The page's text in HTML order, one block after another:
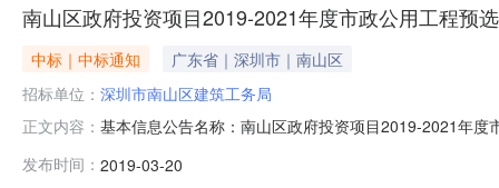
南山区政府投资项目2019-2021年度市政公用工程预
中标｜中标通知
广东省｜深圳市｜南山区
招标单位： 深圳市南山区建筑工务局
正文内容： 基本信息公告名称：南山区政府投资项目2019-2021年
话：第1大轮投票表编号投标单位得票数排名A汕头市建
发布时间： 2019-03-20